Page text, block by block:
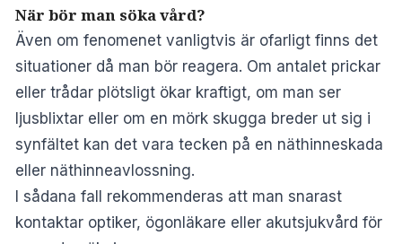
När bör man söka vård?
Även om fenomenet vanligtvis är ofarligt finns det
situationer då man bör reagera. Om antalet prickar
eller trådar plötsligt ökar kraftigt, om man ser
ljusblixtar eller om en mörk skugga breder ut sig i
synfältet kan det vara tecken på en näthinneskada
eller näthinneavlossning.
I sådana fall rekommenderas att man snarast
kontaktar optiker, ögonläkare eller akutsjukvård för